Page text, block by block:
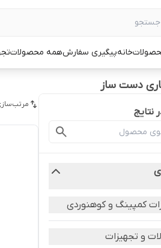
خانهپیگیری سفارشهمه محصولات
دست ساز
نتایج
کمپینگ و کوهنوردی
و تجهیزات